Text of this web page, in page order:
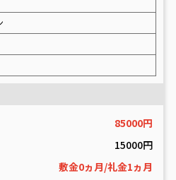
85000円
15000円
敷金0ヵ月/礼金1ヵ月